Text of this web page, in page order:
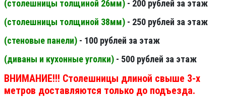
(столешницы толщиной 26мм) - 200 рублей за этаж
(столешницы толщиной 38мм) - 250 рублей за этаж
(стеновые панели) - 100 рублей за этаж
(диваны и кухонные уголки) - 500 рублей за этаж
ВНИМАНИЕ!!! Столешницы длиной свыше 3-х
метров доставляются только до подъезда.